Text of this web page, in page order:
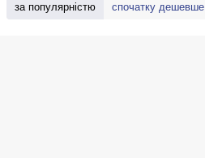
за популярністю спочатку дешевше